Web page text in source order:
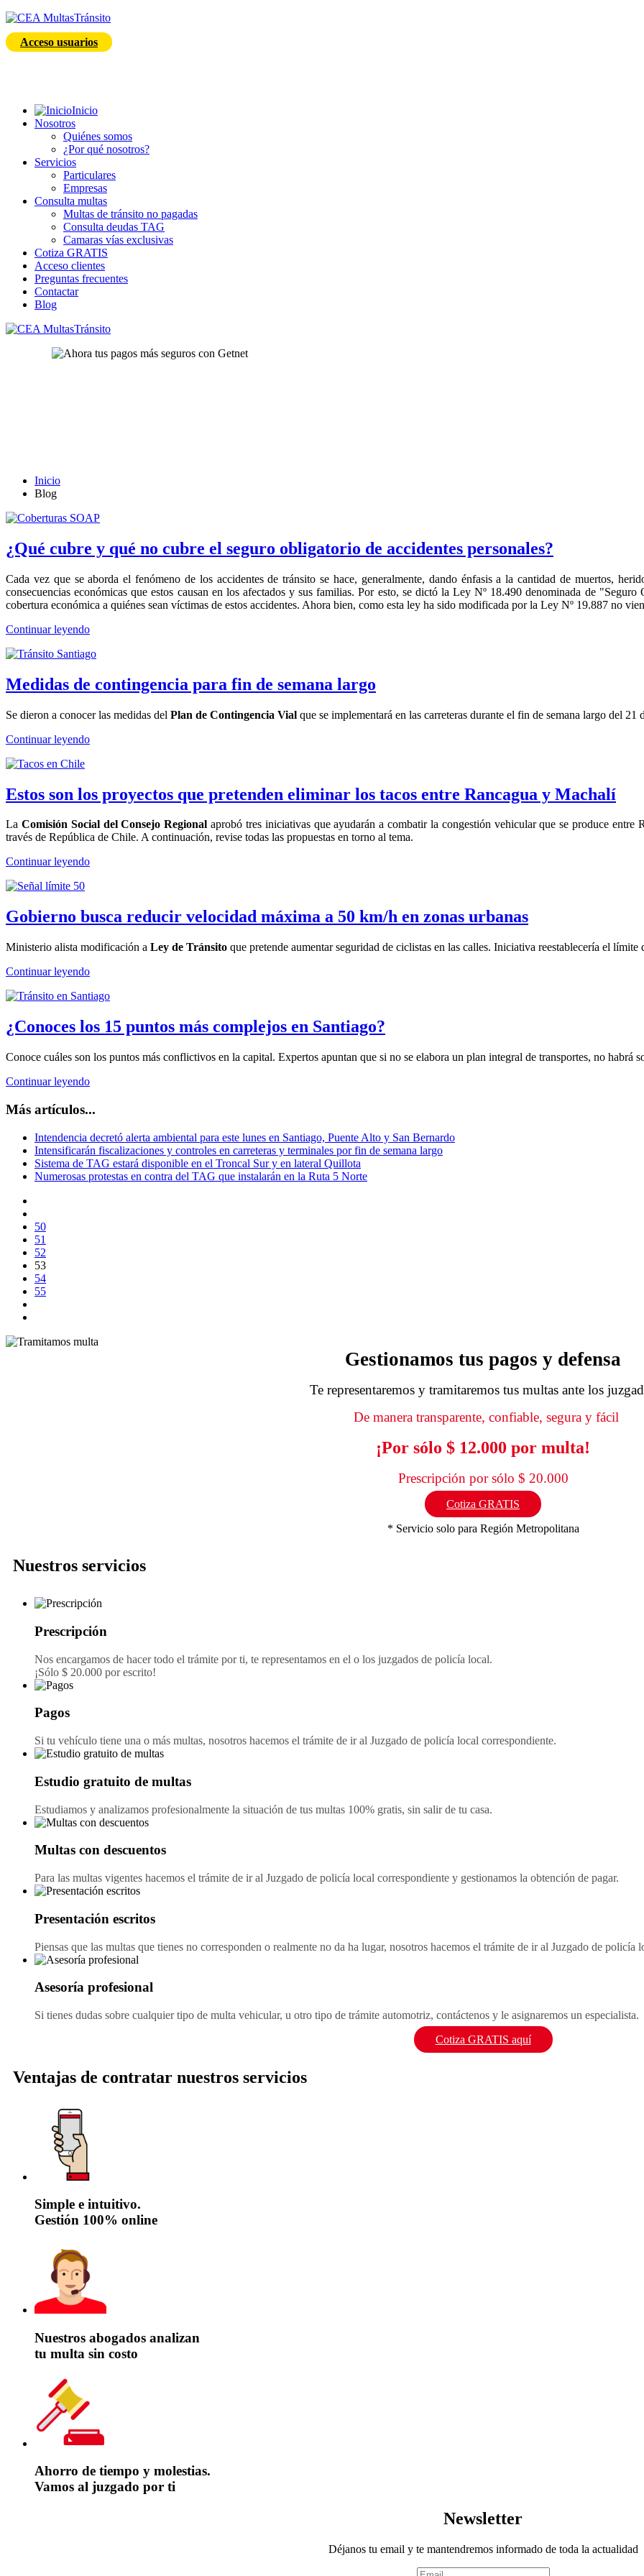
Acceso usuarios
Inicio
Nosotros
Quiénes somos
¿Por qué nosotros?
Servicios
Particulares
Empresas
Consulta multas
Multas de tránsito no pagadas
Consulta deudas TAG
Camaras vías exclusivas
Cotiza GRATIS
Acceso clientes
Preguntas frecuentes
Contactar
Blog
Inicio
Blog
¿Qué cubre y qué no cubre el seguro obligatorio de accidentes personales?
Cada vez que se aborda el fenómeno de los accidentes de tránsito se hace, generalmente, dando énfasis a la cantidad de muertos,
consecuencias económicas que estos causan en los afectados y sus familias. Por esto, se dictó la Ley Nº 18.490 denominada de
cobertura económica a quiénes sean víctimas de estos accidentes. Ahora bien, como esta ley ha sido modificada por la Ley Nº 19.887 no
Continuar leyendo
Medidas de contingencia para fin de semana largo
Se dieron a conocer las medidas del Plan de Contingencia Vial que se implementará en las carreteras durante el fin de semana largo del
Continuar leyendo
Estos son los proyectos que pretenden eliminar los tacos entre Rancagua y Machalí
La Comisión Social del Consejo Regional aprobó tres iniciativas que ayudarán a combatir la congestión vehicular que se produce
través de República de Chile. A continuación, revise todas las propuestas en torno al tema.
Continuar leyendo
Gobierno busca reducir velocidad máxima a 50 km/h en zonas urbanas
Ministerio alista modificación a Ley de Tránsito que pretende aumentar seguridad de ciclistas en las calles. Iniciativa reestablecería el
Continuar leyendo
¿Conoces los 15 puntos más complejos en Santiago?
Conoce cuáles son los puntos más conflictivos en la capital. Expertos apuntan que si no se elabora un plan integral de transportes, no habrá
Continuar leyendo
Más artículos...
Intendencia decretó alerta ambiental para este lunes en Santiago, Puente Alto y San Bernardo
Intensificarán fiscalizaciones y controles en carreteras y terminales por fin de semana largo
Sistema de TAG estará disponible en el Troncal Sur y en lateral Quillota
Numerosas protestas en contra del TAG que instalarán en la Ruta 5 Norte
50
51
52
53
54
55
Gestionamos tus pagos y defensa
Te representaremos y tramitaremos tus multas ante los
De manera transparente, confiable, segura y fácil
¡Por sólo $ 12.000 por multa!
Prescripción por sólo $ 20.000
Cotiza GRATIS
* Servicio solo para Región Metropolitana
Nuestros servicios
Prescripción
Nos encargamos de hacer todo el trámite por ti, te representamos en el o los juzgados de policía local.
¡Sólo $ 20.000 por escrito!
Pagos
Si tu vehículo tiene una o más multas, nosotros hacemos el trámite de ir al Juzgado de policía local correspondiente.
Estudio gratuito de multas
Estudiamos y analizamos profesionalmente la situación de tus multas 100% gratis, sin salir de tu casa.
Multas con descuentos
Para las multas vigentes hacemos el trámite de ir al Juzgado de policía local correspondiente y gestionamos la obtención de pagar.
Presentación escritos
Piensas que las multas que tienes no corresponden o realmente no da ha lugar, nosotros hacemos el trámite de ir al Juzgado de policía
Asesoría profesional
Si tienes dudas sobre cualquier tipo de multa vehicular, u otro tipo de trámite automotriz, contáctenos y le asignaremos un especialista.
Cotiza GRATIS aquí
Ventajas de contratar nuestros servicios
Simple e intuitivo.
Gestión 100% online
Nuestros abogados analizan
tu multa sin costo
Ahorro de tiempo y molestias.
Vamos al juzgado por ti
Newsletter
Déjanos tu email y te mantendremos informado de toda la actualidad